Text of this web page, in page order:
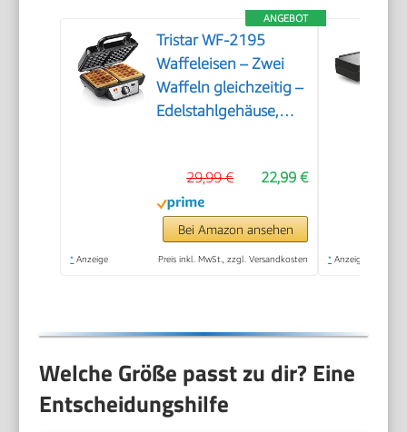
ANGEBOT
Tristar WF-2195
Waffeleisen – Zwei
Waffeln gleichzeitig –
Edelstahlgehäuse,
Thermostat für
perfekte Bräunung,
Kontrollleuchten,
einfache Reinigung
22,99 €
29,99 €
Bei Amazon ansehen
* Anzeige Preis inkl. MwSt., zzgl. Versandkosten * Anzeige
Welche Größe passt zu dir? Eine
Entscheidungshilfe